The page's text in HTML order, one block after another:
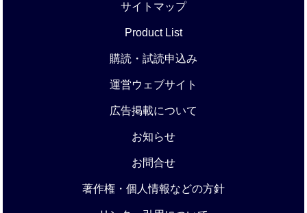
サイトマップ
Product List
購読・試読申込み
運営ウェブサイト
広告掲載について
お知らせ
お問合せ
著作権・個人情報などの方針